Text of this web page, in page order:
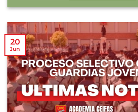
20
Jun